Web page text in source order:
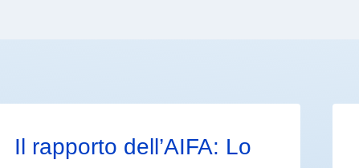
Il rapporto dell’AIFA: Lo